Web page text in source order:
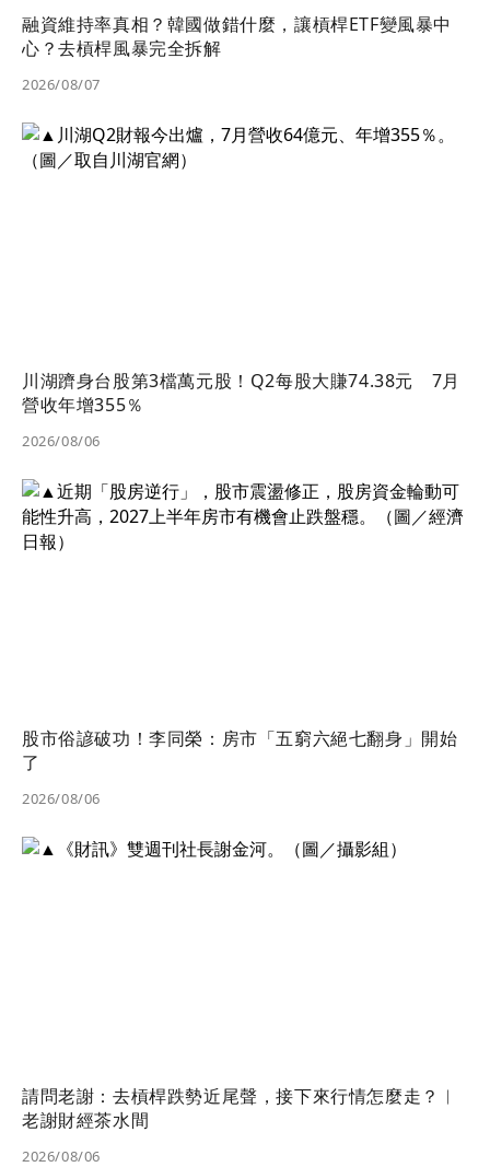
融資維持率真相？韓國做錯什麼，讓槓桿ETF變風暴中
心？去槓桿風暴完全拆解
2026/08/07
川湖躋身台股第3檔萬元股！Q2每股大賺74.38元 7月
營收年增355％
2026/08/06
股市俗諺破功！李同榮：房市「五窮六絕七翻身」開始
了
2026/08/06
請問老謝：去槓桿跌勢近尾聲，接下來行情怎麼走？︱
老謝財經茶水間
2026/08/06